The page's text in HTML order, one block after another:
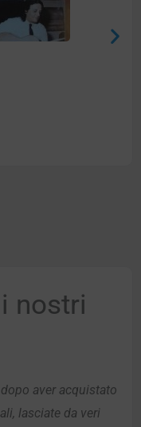
nostri
aver acquistato
lasciate da veri